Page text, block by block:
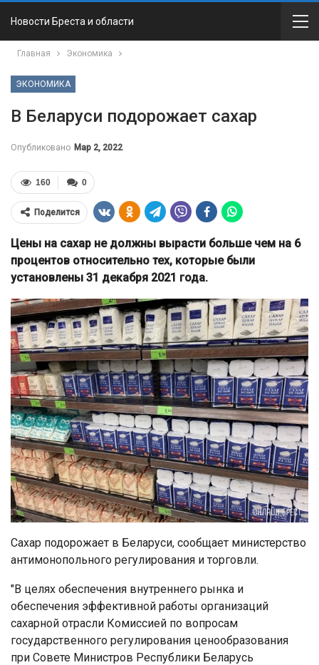
Новости Бреста и области
Главная Экономика
ЭКОНОМИКА
В Беларуси подорожает сахар
Опубликовано Мар 2, 2022
0
160
Поделится
Цены на сахар не должны вырасти больше чем на 6
процентов относительно тех, которые были
установлены 31 декабря 2021 года.
Сахар подорожает в Беларуси, сообщает министерство
антимонопольного регулирования и торговли.
"В целях обеспечения внутреннего рынка и
обеспечения эффективной работы организаций
сахарной отрасли Комиссией по вопросам
государственного регулирования ценообразования
при Совете Министров Республики Беларусь